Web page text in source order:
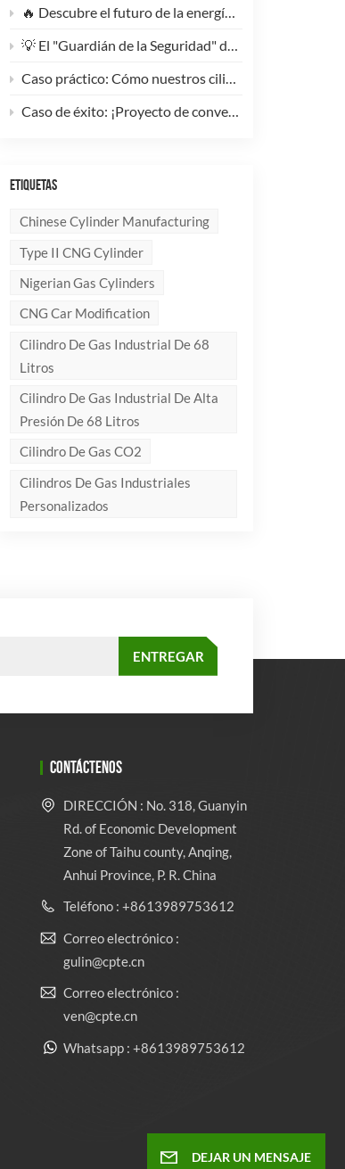
🔥 Descubre el futuro de la energía: ¡Conoce la elegante y ultraligera bombona de GLP compuesta de 10 kg!
💡 El "Guardián de la Seguridad" del Gas Industrial y la Supresión de Incendios: Un Análisis en Profundidad de los Cilindros de Gas sin Costura de Acero de Alto Rendimiento
Caso práctico: Cómo nuestros cilindros compuestos de GLP redefinen la seguridad y la imagen de marca para clientes globales.
Caso de éxito: ¡Proyecto de conversión a GNC de un generador de 100 kVA completado con éxito! 🚀
ETIQUETAS
Chinese Cylinder Manufacturing
Type II CNG Cylinder
Nigerian Gas Cylinders
CNG Car Modification
Cilindro De Gas Industrial De 68
Litros
Cilindro De Gas Industrial De Alta
Presión De 68 Litros
Cilindro De Gas CO2
Cilindros De Gas Industriales
Personalizados
CONTÁCTENOS
DIRECCIÓN : No. 318, Guanyin
Rd. of Economic Development
Zone of Taihu county, Anqing,
Anhui Province, P. R. China
Teléfono : +8613989753612
Correo electrónico :
gulin@cpte.cn
Correo electrónico :
ven@cpte.cn
Whatsapp : +8613989753612
DEJAR UN MENSAJE